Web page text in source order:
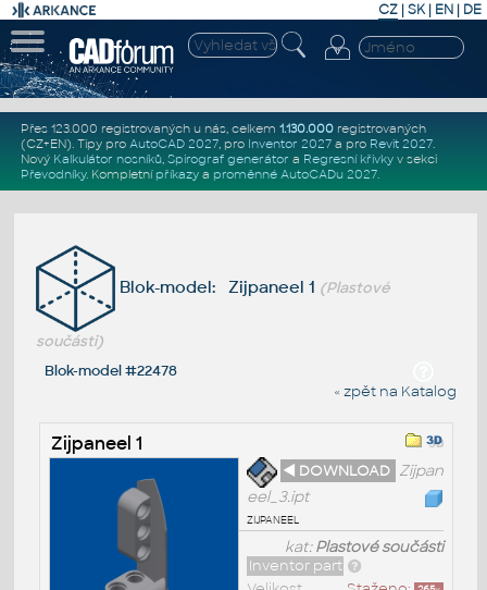
CZ | SK| EN | DE
Přes 123.000 registrovaných u nás, celkem 1.130.000registrovaných
(CZ+EN). Tipy pro AutoCAD 2027, pro Inventor 2027a pro Revit 2027.
Nový Kalkulátor nosníků, Spirograf generátor a Regresní křivkyv sekci
Převodníky. Kompletní příkazya proměnné AutoCADu 2027.
Blok-model: Zijpaneel 1 (Plastové
součásti)
Blok-model #22478
« zpět na Katalog
Zijpaneel 1
◄ DOWNLOAD Zijpan
eel_3.ipt
zijpaneel
kat:Plastové součásti
Inventor part